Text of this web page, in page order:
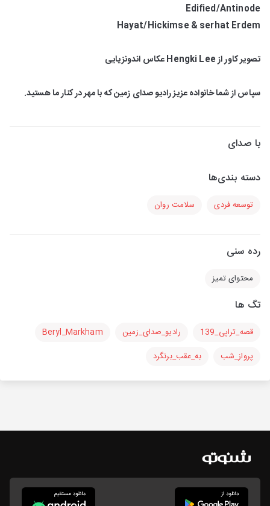
Edified/Antinode
Hayat/Hickimse & serhat Erdem
تصویر کاور از Hengki Lee عکاس اندونزیایی
سپاس از شما خانواده عزیز رادیو صدای زمین که با مهر در کنار ما هستید.
با صدای
دسته بندی‌ها
توسعه فردی سلامت روان
رده سنی
محتوای تمیز
تگ ها
قصه_تراپی_139 رادیو_صدای_زمین
Beryl_Markham
پرواز_شب
به_عقب_برنگرد